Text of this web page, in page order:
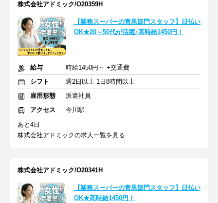
株式会社アドミック/O20359H
【業務スーパーの青果部門スタッフ】日払い
OK★20～50代が活躍♪高時給1450円！
給与
時給1450円～ +交通費
シフト
週2日以上 1日8時間以上
雇用形態
派遣社員
アクセス
今川駅
あと4日
株式会社アドミックの求人一覧を見る
株式会社アドミック/O20341H
【業務スーパーの青果部門スタッフ】日払い
OK★高時給1450円！